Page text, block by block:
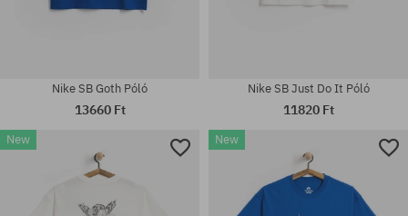
Elérhető méretek:
Elérhető méretek:
M; L; XXL
Nike SB Goth Póló
13660 Ft
Nike SB Just Do It Póló
11820 Ft
New New